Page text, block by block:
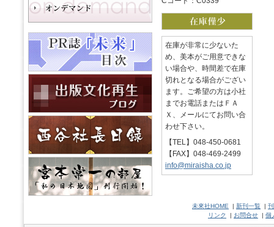
在庫が非常に少ないた
め、美本がご用意できな
い場合や、時間差で在庫
切れとなる場合がござい
ます。ご希望の方は小社
までお電話またはＦＡ
Ｘ、メールにてお問い合
わせ下さい。
【TEL】048-450-0681
【FAX】048-469-2499
info@miraisha.co.jp
未來社HOME | 新刊一覧 |
リンク
| お問合せ | 個